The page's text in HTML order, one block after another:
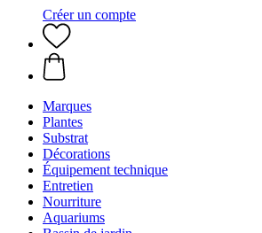
Créer un compte
Marques
Plantes
Substrat
Décorations
Équipement technique
Entretien
Nourriture
Aquariums